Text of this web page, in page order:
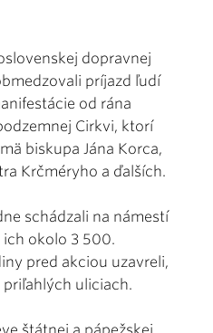
dopravnej
príjazd ľudí
od rána
Cirkvi, ktorí
biskupa Jána Korca,
Krčméryho a ďalších.
schádzali na námestí
okolo 3 500.
pred akciou uzavreli,
uliciach.